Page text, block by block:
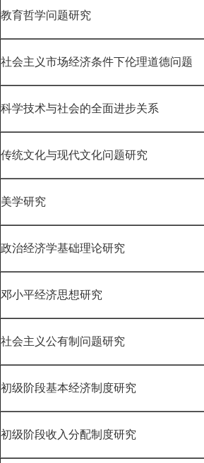
教育哲学问题研究
社会主义市场经济条件下伦理道德问题
科学技术与社会的全面进步关系
传统文化与现代文化问题研究
美学研究
政治经济学基础理论研究
邓小平经济思想研究
社会主义公有制问题研究
初级阶段基本经济制度研究
初级阶段收入分配制度研究